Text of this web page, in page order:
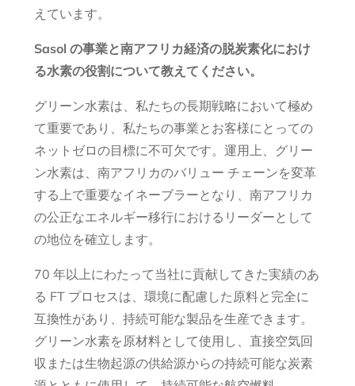
えています。
Sasol の事業と南アフリカ経済の脱炭素化におけ
る水素の役割について教えてください。
グリーン水素は、私たちの長期戦略において極め
て重要であり、私たちの事業とお客様にとっての
ネットゼロの目標に不可欠です。運用上、グリー
ン水素は、南アフリカのバリュー チェーンを変革
する上で重要なイネーブラーとなり、南アフリカ
の公正なエネルギー移行におけるリーダーとして
の地位を確立します。
70 年以上にわたって当社に貢献してきた実績のあ
る FT プロセスは、環境に配慮した原料と完全に
互換性があり、持続可能な製品を生産できます。
グリーン水素を原材料として使用し、直接空気回
収または生物起源の供給源からの持続可能な炭素